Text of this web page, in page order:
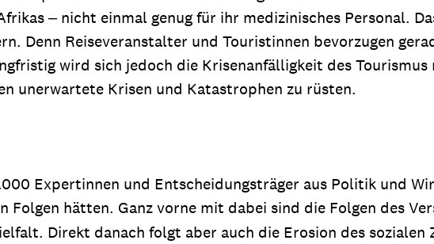
‒ nicht einmal genug für ihr medizinisches Personal.
Denn Reiseveranstalter und Touristinnen bevorzugen
wird sich jedoch die Krisenanfälligkeit des
unerwartete Krisen und Katastrophen zu rüsten.
Expertinnen und Entscheidungsträger aus Politik und
hätten. Ganz vorne mit dabei sind die Folgen des
Direkt danach folgt aber auch die Erosion des sozialen